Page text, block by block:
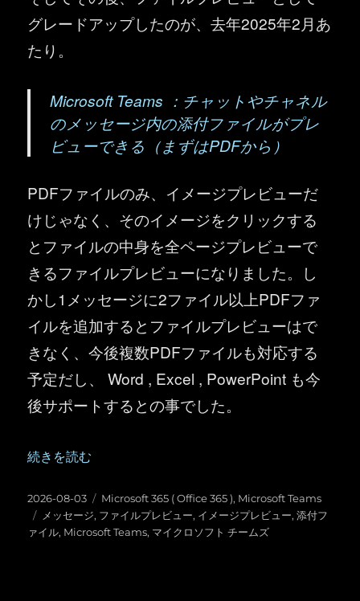
グレードアップしたのが、去年2025年2月あ
たり。
Microsoft Teams ：チャットやチャネル
のメッセージ内の添付ファイルがプレ
ビューできる（まずはPDFから）
PDFファイルのみ、イメージプレビューだ
けじゃなく、そのイメージをクリックする
とファイルの中身を全ページプレビューで
きるファイルプレビューになりました。し
かし1メッセージに2ファイル以上PDFファ
イルを追加するとファイルプレビューはで
きなく、今後複数PDFファイルも対応する
予定だし、 Word , Excel , PowerPoint も今
後サポートするとの事でした。
“Microsoft Teams ：ファイルプレビューをオンオフでき
続きを読む
投
稿
日:
2026-08-03
カ
テ
ゴ
Microsoft 365 ( Office 365 ), Microsoft Teams
タ
グ
メッセージ, ファイルプレビュー, イメージプレビュー,添付フ
ァイル, Microsoft Teams, マイクロソフト チームズ